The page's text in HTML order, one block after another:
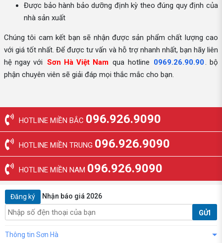
Được bảo hành bảo dưỡng định kỳ theo đúng quy định của
nhà sản xuất
Chúng tôi cam kết bạn sẽ nhận được sản phẩm chất lượng cao
với giá tốt nhất. Để được tư vấn và hỗ trợ nhanh nhất, bạn hãy liên
hệ ngay với Sơn Hà Việt Nam qua hotline 0969.26.90.90. bộ
phận chuyên viên sẽ giải đáp mọi thắc mắc cho bạn.
HOTLINE MIỀN BẮC 096.926.9090
HOTLINE MIỀN TRUNG 096.926.9090
HOTLINE MIỀN NAM 096.926.9090
Đăng ký Nhận báo giá 2026
GỬI
Thông tin Sơn Hà